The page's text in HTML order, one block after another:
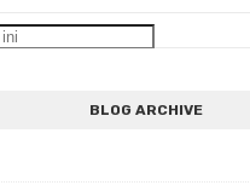
BLOG ARCHIVE